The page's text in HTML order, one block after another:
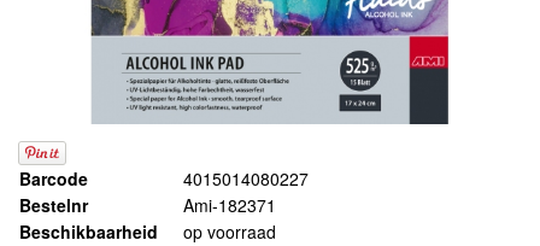
Barcode
4015014080227
Bestelnr
Ami-182371
Beschikbaarheid
op voorraad